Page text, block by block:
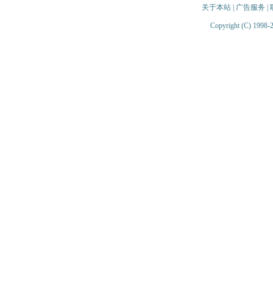
关于本站| 广告服务
Copyright (C) 1998-